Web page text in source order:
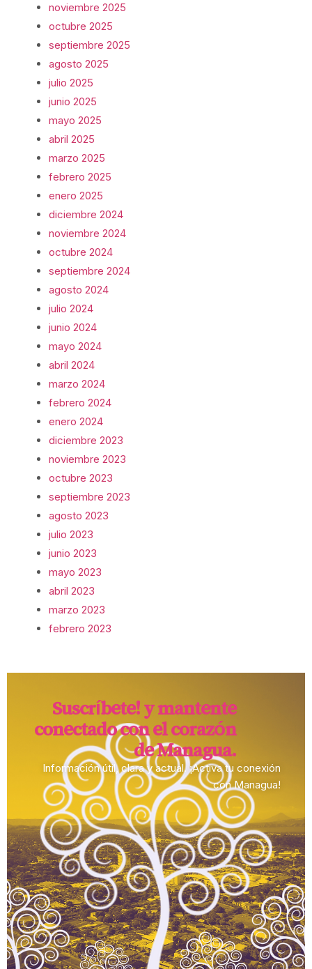
noviembre 2025
octubre 2025
septiembre 2025
agosto 2025
julio 2025
junio 2025
mayo 2025
abril 2025
marzo 2025
febrero 2025
enero 2025
diciembre 2024
noviembre 2024
octubre 2024
septiembre 2024
agosto 2024
julio 2024
junio 2024
mayo 2024
abril 2024
marzo 2024
febrero 2024
enero 2024
diciembre 2023
noviembre 2023
octubre 2023
septiembre 2023
agosto 2023
julio 2023
junio 2023
mayo 2023
abril 2023
marzo 2023
febrero 2023
Suscríbete! y mantente
conectado con el corazón
de Managua.​
Información útil, clara y actual. ¡Activa tu conexión
con Managua!